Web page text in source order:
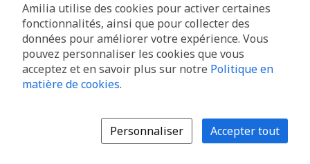
Amilia utilise des cookies pour activer certaines
fonctionnalités, ainsi que pour collecter des
données pour améliorer votre expérience. Vous
pouvez personnaliser les cookies que vous
acceptez et en savoir plus sur notre Politique en
matière de cookies.
Personnaliser Accepter tout